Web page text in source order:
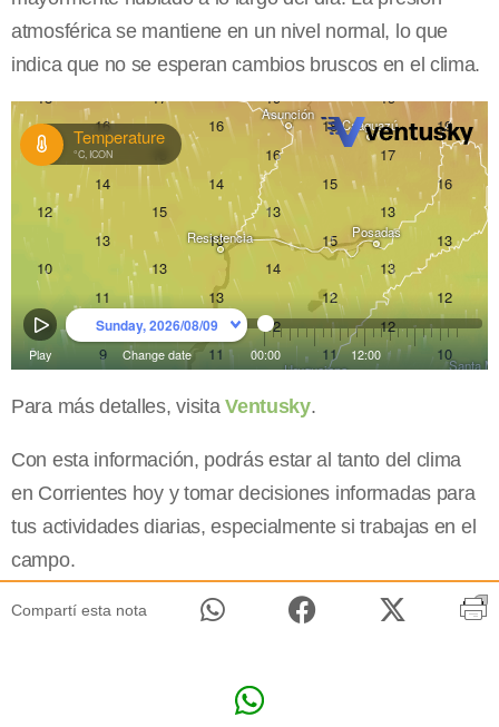
atmosférica se mantiene en un nivel normal, lo que
indica que no se esperan cambios bruscos en el clima.
Para más detalles, visitaVentusky.
Con esta información, podrás estar al tanto del clima
en Corrientes hoy y tomar decisiones informadas para
tus actividades diarias, especialmente si trabajas en el
campo.
Compartí esta nota